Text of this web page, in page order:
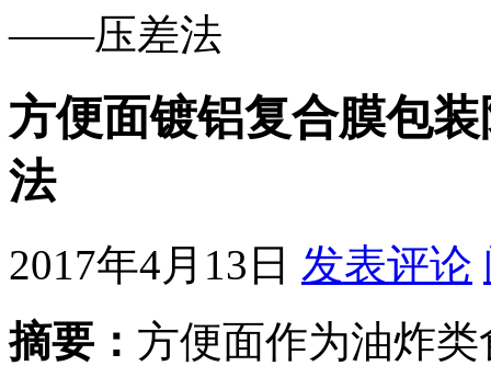
——压差法
方便面镀铝复合膜包
法
2017年4月13日 发表评论
摘要： 方便面作为油炸